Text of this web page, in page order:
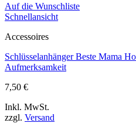
Auf die Wunschliste
Schnellansicht
Accessoires
Schlüsselanhänger Beste Mama
Aufmerksamkeit
7,50 €
Inkl. MwSt.
zzgl. Versand